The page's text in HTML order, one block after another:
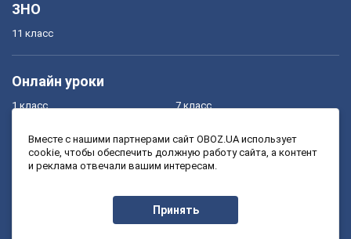
ЗНО
11 класс
Онлайн уроки
1 класс
3 класс
7 класс
9 класс
Вместе с нашими партнерами сайт OBOZ.UA использует
cookie, чтобы обеспечить должную работу сайта, а контент
и реклама отвечали вашим интересам.
Принять